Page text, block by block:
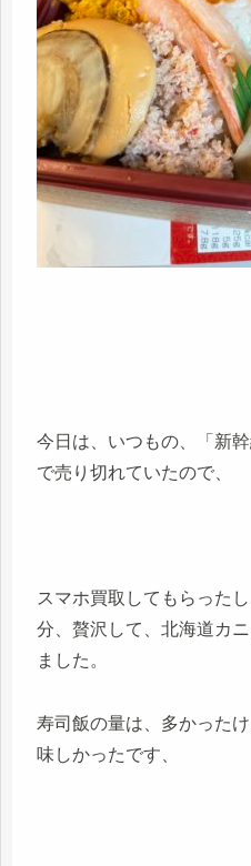
今日は、いつもの、「新
で売り切れていたので、
スマホ買取してもらった
分、贅沢して、北海道カ
ました。
寿司飯の量は、多かった
味しかったです、